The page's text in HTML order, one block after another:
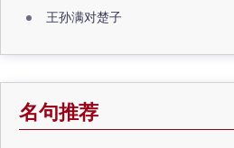
王孙满对楚子
名句推荐